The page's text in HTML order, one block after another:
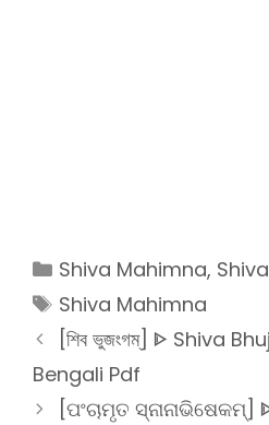
Categories
Shiva Mahimna,
Tags
Shiva Mahimna
[শিব ভুজংগম্] ᐈ Shiva
Bengali Pdf
[ପଂଚାମୃତ